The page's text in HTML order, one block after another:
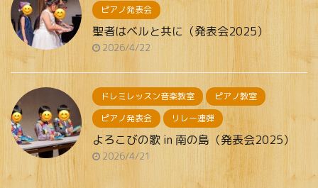
ピアノ発表会
聖者はベルと共に（発表会2025）
2026/4/22
ドレミレッスン音楽教室
ピアノ教室
ピアノ発表会
リレー連弾
よろこびの歌 in 南の島（発表会2025）
2026/4/21